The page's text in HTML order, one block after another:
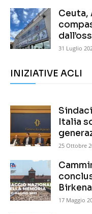
Ceuta,
31 Luglio
INIZIATIVE ACLI
Italia
25 Ottobre
17 Maggio